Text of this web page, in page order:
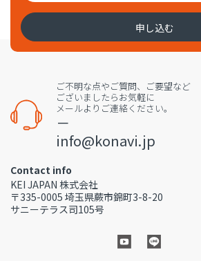
申し込む
ご不明な点やご質問、ご要望など
ございましたらお気軽に
メールよりご連絡ください。
－
info@konavi.jp
Contact info
KEI JAPAN 株式会社
〒335-0005 埼玉県蕨市錦町3-8-20
サニーテラス司105号